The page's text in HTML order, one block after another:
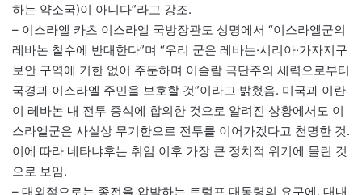
하는 약소국)이 아니다”라고 강조.
– 이스라엘 카츠 이스라엘 국방장관도 성명에서 “이스라엘군의
레바논 철수에 반대한다”며 “우리 군은 레바논·시리아·가자지구
보안 구역에 기한 없이 주둔하며 이슬람 극단주의 세력으로부터
국경과 이스라엘 주민을 보호할 것”이라고 밝혔음. 미국과 이란
이 레바논 내 전투 종식에 합의한 것으로 알려진 상황에서도 이
스라엘군은 사실상 무기한으로 전투를 이어가겠다고 천명한 것.
이에 따라 네타냐후는 취임 이후 가장 큰 정치적 위기에 몰린 것
으로 보임.
– 대외적으로는 종전을 압박하는 트럼프 대통령의 요구에, 대내